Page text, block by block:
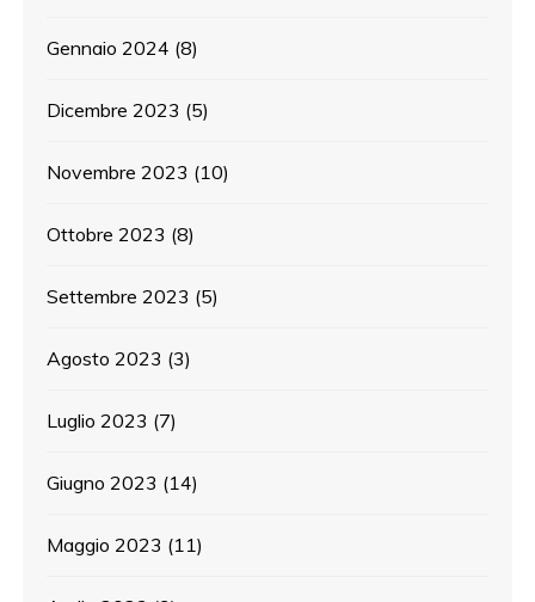
Gennaio 2024 (8)
Dicembre 2023 (5)
Novembre 2023 (10)
Ottobre 2023 (8)
Settembre 2023 (5)
Agosto 2023 (3)
Luglio 2023 (7)
Giugno 2023 (14)
Maggio 2023 (11)